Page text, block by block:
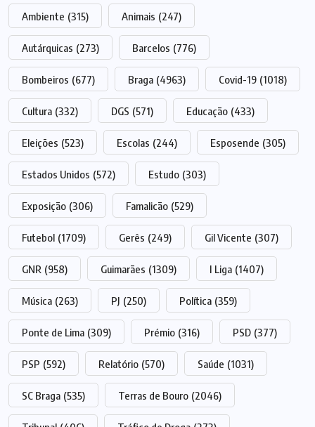
Ambiente (315) Animais (247)
Autárquicas (273) Barcelos (776)
Bombeiros (677) Braga (4963) Covid-19 (1018)
Cultura (332) DGS (571) Educação (433)
Eleições (523) Escolas (244) Esposende (305)
Estados Unidos (572) Estudo (303)
Exposição (306) Famalicão (529)
Futebol (1709) Gerês (249) Gil Vicente (307)
GNR (958) Guimarães (1309) I Liga (1407)
Música (263) PJ (250) Política (359)
Ponte de Lima (309) Prémio (316) PSD (377)
PSP (592) Relatório (570) Saúde (1031)
SC Braga (535) Terras de Bouro (2046)